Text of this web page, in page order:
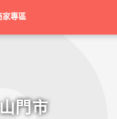
家專區
門市